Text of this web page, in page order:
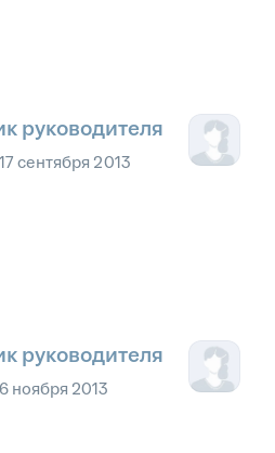
руководителя
17 сентября 2013
руководителя
6 ноября 2013